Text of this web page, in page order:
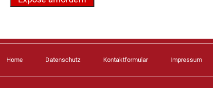
Home Datenschutz Kontaktformular Impressum